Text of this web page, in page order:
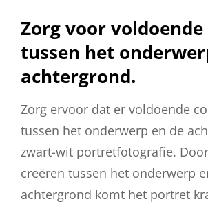
Zorg voor
tussen het
achtergrond.
Zorg ervoor dat er voldoende
tussen het onderwerp en de
zwart-wit portretfotografie.
creëren tussen het onderwerp
achtergrond komt het portret